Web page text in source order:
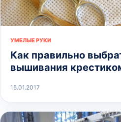
УМЕЛЫЕ РУКИ
Как правильно
вышивания
15.01.2017